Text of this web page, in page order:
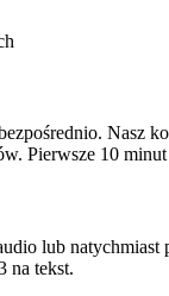
Nasz
Pierwsze 10
lub
na tekst.